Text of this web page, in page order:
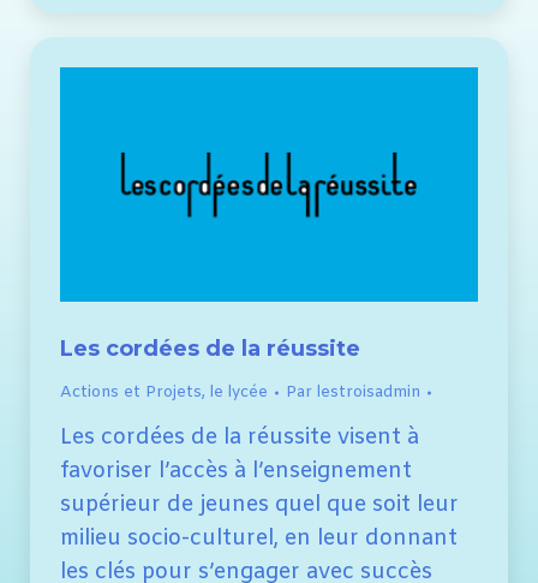
Les cordées de la réussite
Actions et Projets, le lycée Par lestroisadmin
Les cordées de la réussite visent à
favoriser l’accès à l’enseignement
supérieur de jeunes quel que soit leur
milieu socio-culturel, en leur donnant
les clés pour s’engager avec succès